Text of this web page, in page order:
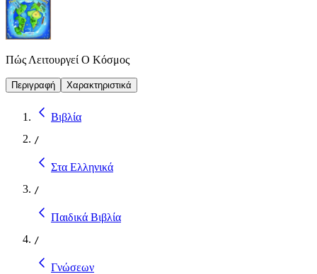
Πώς Λειτουργεί Ο Κόσμος
Περιγραφή Χαρακτηριστικά
Βιβλία
/
Στα Ελληνικά
/
Παιδικά Βιβλία
/
Γνώσεων